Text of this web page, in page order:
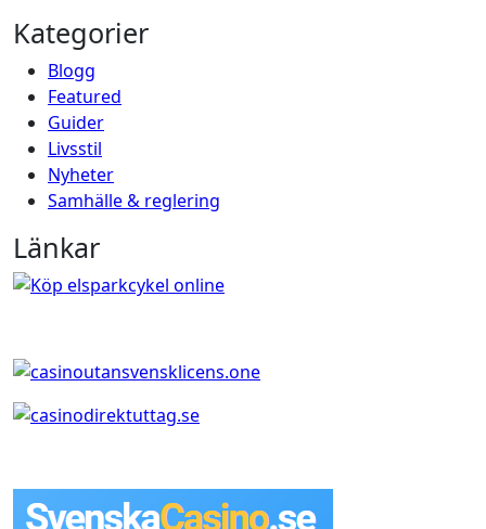
Kategorier
Blogg
Featured
Guider
Livsstil
Nyheter
Samhälle & reglering
Länkar